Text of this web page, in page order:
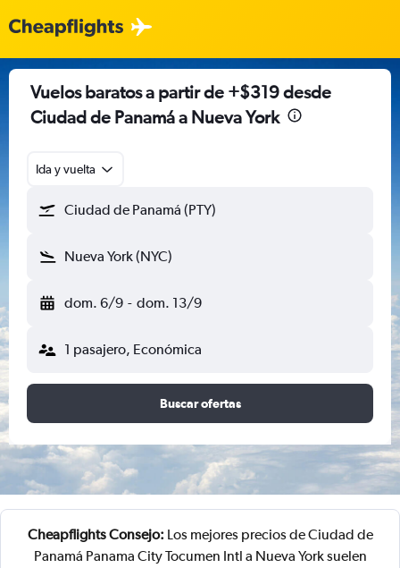
Vuelos baratos a partir de +$319 desde
Ciudad de Panamá a Nueva York
Ida y vuelta
Ciudad de Panamá (PTY)
Nueva York (NYC)
dom. 6/9 - dom. 13/9
1 pasajero, Económica
Buscar ofertas
Cheapflights Consejo: Los mejores precios de Ciudad de
Panamá Panama City Tocumen Intl a Nueva York suelen